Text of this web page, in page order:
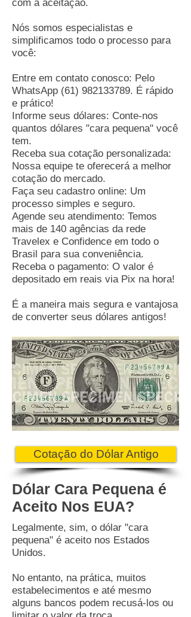
com a aceitação.
Nós somos especialistas e
simplificamos todo o processo para
você:
Entre em contato conosco: Pelo
WhatsApp (61) 982133789. É rápido
e prático!
Informe seus dólares: Conte-nos
quantos dólares "cara pequena" você
tem.
Receba sua cotação personalizada:
Nossa equipe te oferecerá a melhor
cotação do mercado.
Faça seu cadastro online: Um
processo simples e seguro.
Agende seu atendimento: Temos
mais de 140 agências da rede
Travelex e Confidence em todo o
Brasil para sua conveniência.
Receba o pagamento: O valor é
depositado em reais via Pix na hora!
É a maneira mais segura e vantajosa
de converter seus dólares antigos!
Cotação do Dólar Antigo
Dólar Cara Pequena é
Aceito Nos EUA?
Legalmente, sim, o dólar "cara
pequena" é aceito nos Estados
Unidos.
No entanto, na prática, muitos
estabelecimentos e até mesmo
alguns bancos podem recusá-los ou